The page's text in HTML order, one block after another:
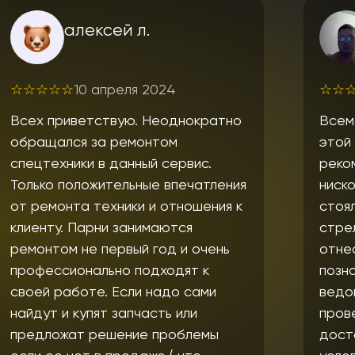
Андрей Казанцев
☆ ☆☆☆☆ 17 апреля 2024
Всем доброго времени суток. С
этой компанией связался по
рекомендации знакомых и
нисколько не пожалел. Вопрос
стоял в диагностике и ремонте
стрелы автокрана Kobelco. Ребята
отнеслись с пониманием,
познакомили с дефектовочной
ведомостью, согласовали и
провели все необходимые работы
достаточно оперативно, при